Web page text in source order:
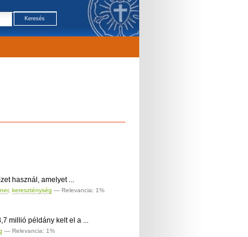
használ, amelyet ...
, kereszténység — Relevancia: 1%
millió példány kelt el a ...
— Relevancia: 1%